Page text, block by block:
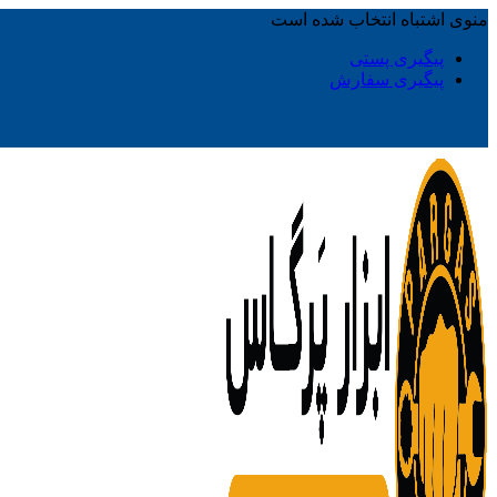
منوی اشتباه انتخاب شده است
پیگیری پستی
پیگیری سفارش